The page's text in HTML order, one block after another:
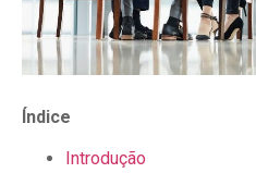
Índice
Introdução